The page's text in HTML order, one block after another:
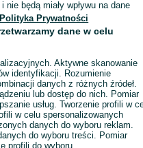
Wyświetlenia:
będą miały wpływu na dane
Polityka Prywatności
dane w celu
Aktywne skanowanie
identyfikacji. Rozumienie
danych z różnych źródeł.
lub dostęp do nich. Pomiar
usług. Tworzenie profili w
w celu spersonalizowanych
danych do wyboru reklam.
do wyboru treści. Pomiar
profili do wyboru